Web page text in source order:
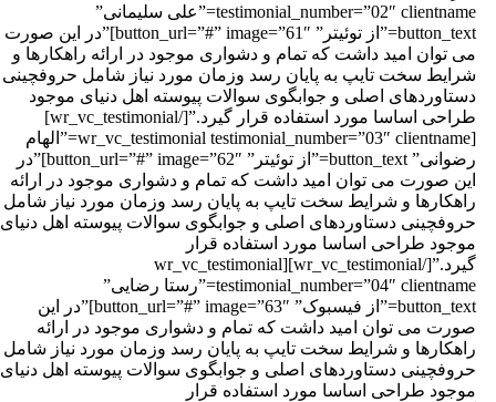
testimonial_number=”02″ clientname=”علی سلیمانی”
button_text=”از توئیتر” button_url=”#” image=”61″]”در این صورت
توان امید داشت که تمام و دشواری موجود در ارائه راهکارها و
سخت تایپ به پایان رسد وزمان مورد نیاز شامل حروفچینی
اصلی و جوابگوی سوالات پیوسته اهل دنیای موجود
طراحی اساسا مورد استفاده قرار گیرد.”[/wr_vc_testimonial]
[wr_vc_testimonial testimonial_number=”03″ clientname=”الهام
رضوانی” button_text=”از توئیتر” button_url=”#” image=”62″]”در
صورت می توان امید داشت که تمام و دشواری موجود در ارائه
و شرایط سخت تایپ به پایان رسد وزمان مورد نیاز شامل
دستاوردهای اصلی و جوابگوی سوالات پیوسته اهل دنیای
طراحی اساسا مورد استفاده قرار
گیرد.”[/wr_vc_testimonial][wr_vc_testimonial
testimonial_number=”04″ clientname=”رستا رضایی”
button_text=”از فیسبوک” button_url=”#” image=”63″]”در این
می توان امید داشت که تمام و دشواری موجود در ارائه
و شرایط سخت تایپ به پایان رسد وزمان مورد نیاز شامل
دستاوردهای اصلی و جوابگوی سوالات پیوسته اهل دنیای
طراحی اساسا مورد استفاده قرار